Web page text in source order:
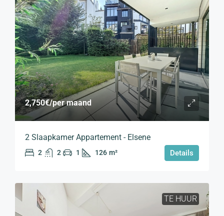
2,750€/per maand
2 Slaapkamer Appartement - Elsene
2 2 1 126 m² Details
TE HUUR